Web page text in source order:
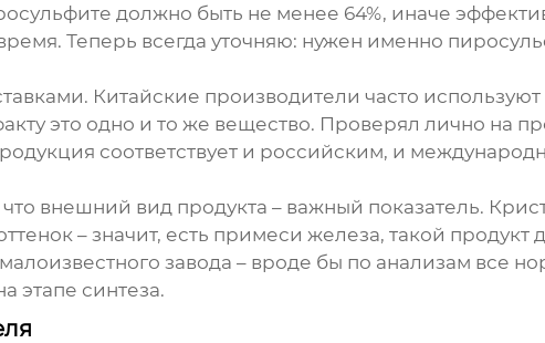
должно быть не менее 64%, иначе
Теперь всегда уточняю: нужен именно
Китайские производители часто
это одно и то же вещество. Проверял лично на
соответствует и российским, и
что внешний вид продукта – важный показатель.
– значит, есть примеси железа, такой
завода – вроде бы по анализам все
этапе синтеза.